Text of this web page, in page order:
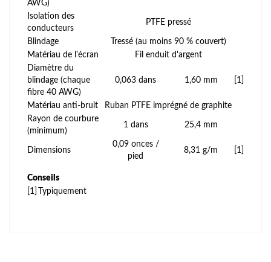
AWG)
Isolation des
conducteurs
PTFE pressé
Blindage
Tressé (au moins 90 % couvert)
Matériau de l'écran
Fil enduit d'argent
Diamètre du
blindage (chaque
fibre 40 AWG)
0,063 dans 1,60 mm [1]
Matériau anti-bruit
Ruban PTFE imprégné de graphite
Rayon de courbure
(minimum)
1 dans 25,4 mm
Dimensions
0,09 onces /
pied
8,31 g/m [1]
Conseils
[1]
Typiquement